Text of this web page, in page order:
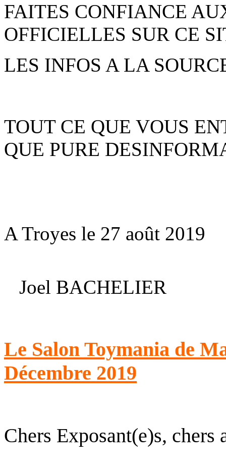
FAITES CONFIANCE
OFFICIELLES SUR CE
LES INFOS A LA
TOUT CE QUE VOUS
QUE PURE
A Troyes le 27 août 2019
Joel BACHELIER
Le Salon Toymania de
Décembre 2019
Chers Exposant(e)s, chers